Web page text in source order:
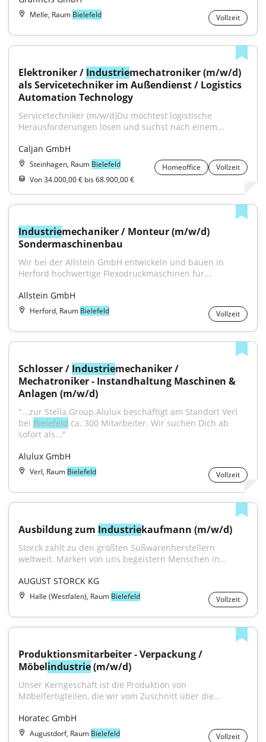
Melle, Raum Bielefeld Vollzeit
Elektroniker / Industriemechatroniker (m/w/d)
als Servicetechniker im Außendienst / Logistics
Automation Technology
Servicetechniker (m/w/d)Du möchtest logistische
Herausforderungen lösen und suchst nach einem...
Caljan GmbH
Steinhagen, Raum Bielefeld Homeoffice
Vollzeit
Von 34.000,00 € bis 68.900,00 €
Industriemechaniker / Monteur (m/w/d)
Sondermaschinenbau
Wir bei der Allstein GmbH entwickeln und bauen in
Herford hochwertige Flexodruckmaschinen für...
Allstein GmbH
Herford, Raum Bielefeld Vollzeit
Schlosser / Industriemechaniker /
Mechatroniker - Instandhaltung Maschinen &
Anlagen (m/w/d)
"...zur Stella.Group.Alulux beschäftigt am Standort Verl
bei Bielefeld ca. 300 Mitarbeiter. Wir suchen Dich ab
sofort als..."
Alulux GmbH
Verl, Raum Bielefeld Vollzeit
Ausbildung zum Industriekaufmann (m/w/d)
Storck zählt zu den größten Süßwarenherstellern
weltweit. Marken von uns begeistern Menschen in...
AUGUST STORCK KG
Halle (Westfalen), Raum Bielefeld Vollzeit
Produktionsmitarbeiter - Verpackung /
Möbelindustrie (m/w/d)
Unser Kerngeschäft ist die Produktion von
Möbelfertigteilen, die wir vom Zuschnitt über die...
Horatec GmbH
Augustdorf, Raum Bielefeld Vollzeit